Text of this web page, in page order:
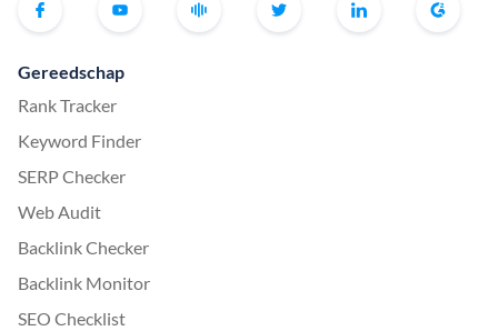
Gereedschap
Rank Tracker
Keyword Finder
SERP Checker
Web Audit
Backlink Checker
Backlink Monitor
SEO Checklist